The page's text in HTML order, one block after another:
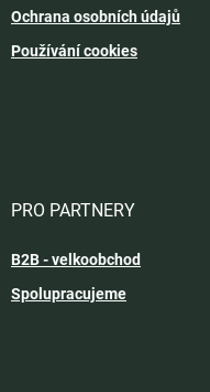
Ochrana osobních údajů
Používání cookies
PRO PARTNERY
B2B - velkoobchod
Spolupracujeme